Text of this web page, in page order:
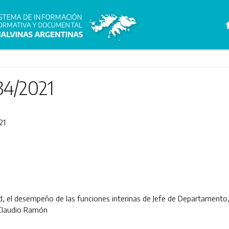
2021
el desempeño de las funciones interinas de Jefe de
Ramón